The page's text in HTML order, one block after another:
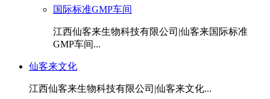
国际标准GMP车间
江西仙客来生物科技有限公司|仙客来国际标准
GMP车间...
仙客来文化
江西仙客来生物科技有限公司|仙客来文化...